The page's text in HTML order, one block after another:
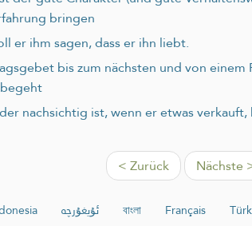
bringen
er ihm sagen, dass er ihn liebt.
bis zum nächsten und von einem
nachsichtig ist, wenn er etwas
< Zurück Nächste
ئۇيغۇرچە বাংলা Français